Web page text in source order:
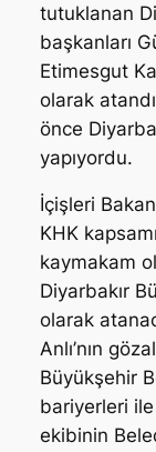
tutuklanan
başkanları
Etimesgut
olarak
önce
yapıyordu.
İçişleri
KHK
kaymakam
Diyarbakır
olarak
Anlı’nın
Büyükşehir
bariyerleri ile
ekibinin